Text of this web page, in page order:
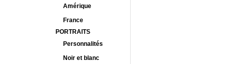
Amérique
France
PORTRAITS
Personnalités
Noir et blanc